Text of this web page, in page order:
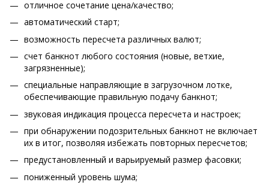
отличное сочетание цена/качество;
автоматический старт;
возможность пересчета различных валют;
счет банкнот любого состояния (новые, ветхие,
загрязненные);
специальные направляющие в загрузочном лотке,
обеспечивающие правильную подачу банкнот;
звуковая индикация процесса пересчета и настроек;
при обнаружении подозрительных банкнот не включает
их в итог, позволяя избежать повторных пересчетов;
предустановленный и варьируемый размер фасовки;
пониженный уровень шума;